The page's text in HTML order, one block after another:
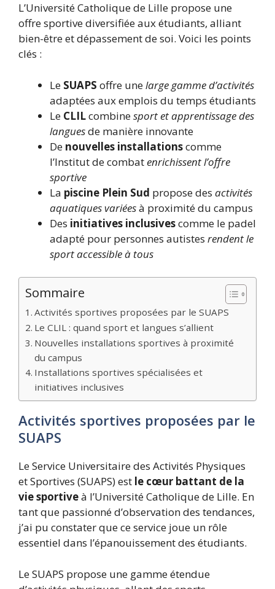
L’Université Catholique de Lille propose une
offre sportive diversifiée aux étudiants, alliant
bien-être et dépassement de soi. Voici les points
clés :
Le SUAPS offre unelarge gamme d’activités
adaptées aux emplois du temps étudiants
Le CLILcombinesport et apprentissage des
languesde manière innovante
De nouvelles installationscomme
l’Institut de combatenrichissent l’offre
sportive
La piscine Plein Sud propose des activités
aquatiques variéesà proximité du campus
Des initiatives inclusivescomme le padel
adapté pour personnes autistes rendent le
sport accessible à tous
Sommaire
Activités sportives proposées par le SUAPS
Le CLIL : quand sport et langues s’allient
Nouvelles installations sportives à proximité
du campus
Installations sportives spécialisées et
initiatives inclusives
Activités sportives proposées par le
SUAPS
Le Service Universitaire des Activités Physiques
et Sportives (SUAPS) est le cœur battant de la
vie sportiveà l’Université Catholique de Lille. En
tant que passionné d’observation des tendances,
j’ai pu constater que ce service joue un rôle
essentiel dans l’épanouissement des étudiants.
Le SUAPS propose une gamme étendue